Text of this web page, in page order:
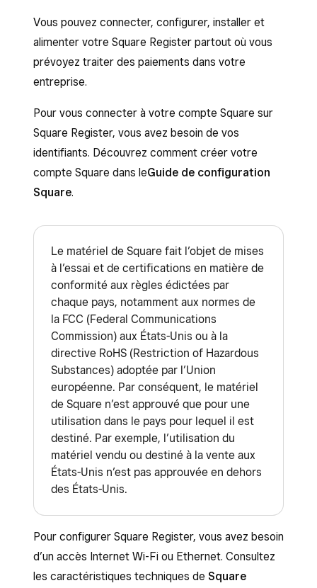
Vous pouvez connecter, configurer, installer et
alimenter votre Square Register partout où vous
prévoyez traiter des paiements dans votre
entreprise.
Pour vous connecter à votre compte Square sur
Square Register, vous avez besoin de vos
identifiants. Découvrez comment créer votre
compte Square dans leGuide de configuration
Square.
Le matériel de Square fait l’objet de mises
à l’essai et de certifications en matière de
conformité aux règles édictées par
chaque pays, notamment aux normes de
la FCC (Federal Communications
Commission) aux États-Unis ou à la
directive RoHS (Restriction of Hazardous
Substances) adoptée par l’Union
européenne. Par conséquent, le matériel
de Square n’est approuvé que pour une
utilisation dans le pays pour lequel il est
destiné. Par exemple, l’utilisation du
matériel vendu ou destiné à la vente aux
États-Unis n’est pas approuvée en dehors
des États-Unis.
Pour configurer Square Register, vous avez besoin
d’un accès Internet Wi-Fi ou Ethernet. Consultez
les caractéristiques techniques de Square